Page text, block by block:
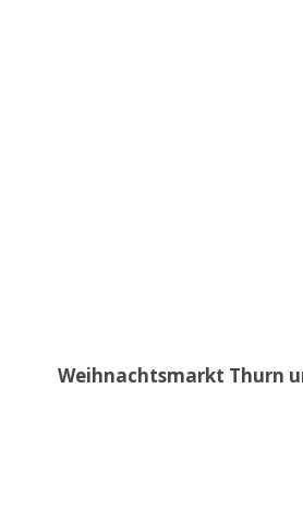
Weihnachtsmarkt Thurn